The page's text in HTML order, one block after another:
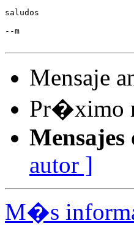
saludos
--m
Mensaje
Pr�ximo
autor ]
M�s